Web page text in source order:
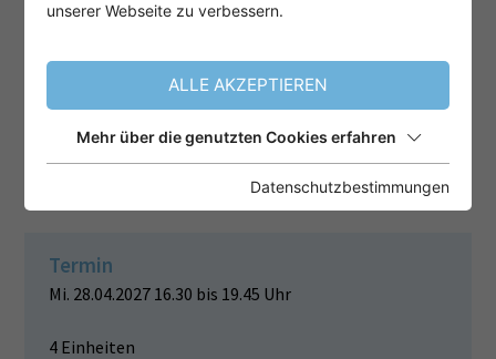
ACHTSAMKEITSBASIERTE
INTERVENTIONEN IN
KLINISCHER PSYCHOLOGIE UND
NEUROPSYCHOLOGIE- EINE
Termin
Mi. 28.04.2027 16.30 bis 19.45 Uhr
4 Einheiten
unserer Webseite zu verbessern.
ALLE AKZEPTIEREN
Mehr über die genutzten Cookies erfahren
Datenschutzbestimmungen